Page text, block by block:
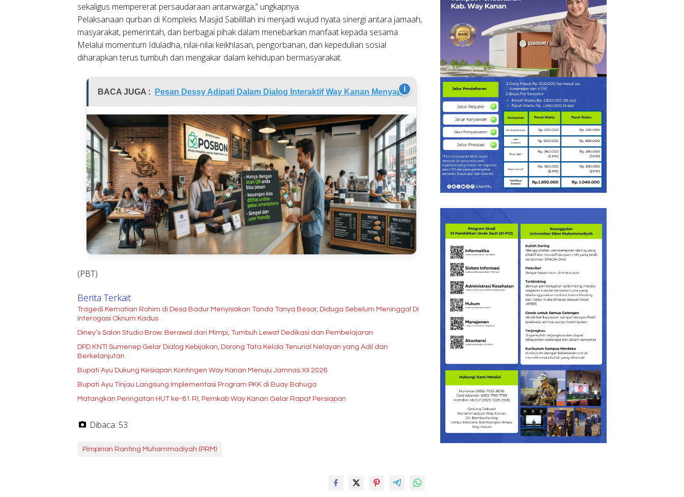
sekaligus mempererat persaudaraan antarwarga,” ungkapnya.
Pelaksanaan qurban di Kompleks Masjid Sabilillah ini menjadi wujud nyata sinergi antara jamaah,
masyarakat, pemerintah, dan berbagai pihak dalam menebarkan manfaat kepada sesama.
Melalui momentum Iduladha, nilai-nilai keikhlasan, pengorbanan, dan kepedulian sosial
diharapkan terus tumbuh dan mengakar dalam kehidupan bermasyarakat.
BACA JUGA : Pesan Dessy Adipati Dalam Dialog Interaktif Way Kanan Menyapai
(PBT)
Berita Terkait
Tragedi Kematian Rohim di Desa Badur Menyisakan Tanda Tanya Besar, Diduga Sebelum Meninggal Di
interogasi Oknum Kadus
Diney’s Salon Studio Brow: Berawal dari Mimpi, Tumbuh Lewat Dedikasi dan Pembelajaran
DPD KNTI Sumenep Gelar Dialog Kebijakan, Dorong Tata Kelola Tenurial Nelayan yang Adil dan
Berkelanjutan
Bupati Ayu Dukung Kesiapan Kontingen Way Kanan Menuju Jamnas XII 2026
Bupati Ayu Tinjau Langsung Implementasi Program PKK di Buay Bahuga
Matangkan Peringatan HUT ke-81 RI, Pemkab Way Kanan Gelar Rapat Persiapan
Dibaca: 53
Pimpinan Ranting Muhammadiyah (PRM)